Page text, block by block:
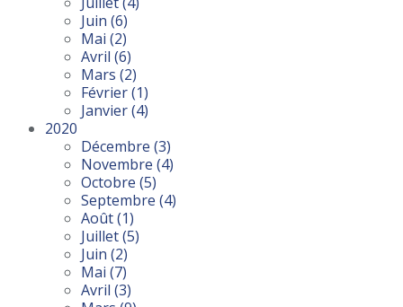
Juin (6)
Mai (2)
Avril (6)
Mars (2)
Février(1)
Janvier(4)
2020
Décembre (3)
Novembre (4)
Octobre (5)
Septembre (4)
Août(1)
Juillet(5)
Juin (2)
Mai (7)
Avril (3)